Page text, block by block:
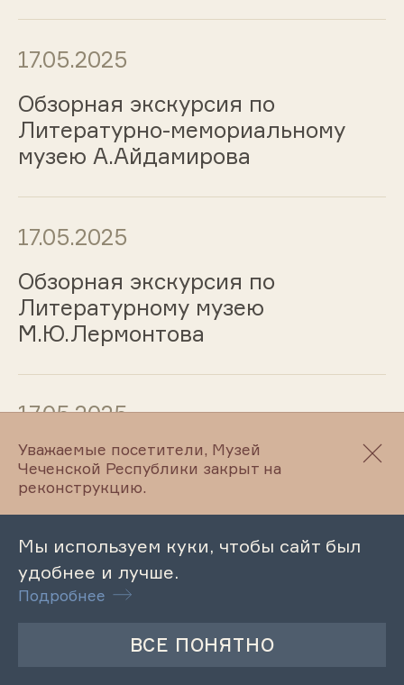
17.05.2025
Обзорная экскурсия по
Литературно-мемориальному
музею А.Айдамирова
17.05.2025
Обзорная экскурсия по
Литературному музею
М.Ю.Лермонтова
17.05.2025
Обзорная экскурсия по
Литературно-мемориальному
музею А. Ш. Мамакаева
17.05.2025
Обзорная экскурсия по
Уважаемые посетители, Музей
Чеченской Республики закрыт на
реконструкцию.
Мы используем куки, чтобы сайт был
удобнее и лучше.
Подробнее